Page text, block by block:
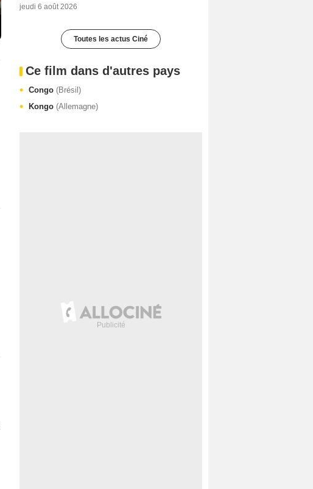
jeudi 6 août 2026
Toutes les actus Ciné
Ce film dans d'autres pays
Congo (Brésil)
Kongo (Allemagne)